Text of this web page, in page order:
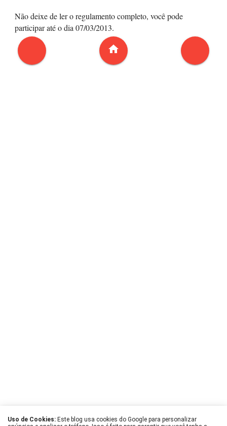
Não deixe de ler o regulamento completo, você pode
participar até o dia 07/03/2013.
Uso de Cookies: Este blog usa cookies do Google para personalizar